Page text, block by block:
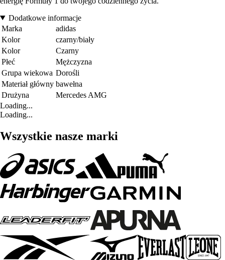
Dodatkowe informacje
Marka
adidas
Kolor
czarny/biały
Kolor
Czarny
Płeć
Mężczyzna
Grupa wiekowa Dorośli
Materiał główny bawełna
Drużyna
Mercedes AMG
Loading...
Loading...
Wszystkie nasze marki